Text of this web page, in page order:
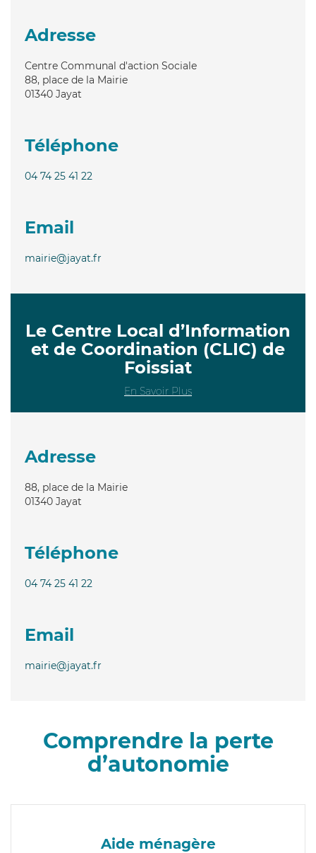
Adresse
Centre Communal d'action Sociale
88, place de la Mairie
01340 Jayat
Téléphone
04 74 25 41 22
Email
mairie@jayat.fr
Le Centre Local d’Information
et de Coordination (CLIC) de
Foissiat
En Savoir Plus
Adresse
88, place de la Mairie
01340 Jayat
Téléphone
04 74 25 41 22
Email
mairie@jayat.fr
Comprendre la perte
d’autonomie
Aide ménagère